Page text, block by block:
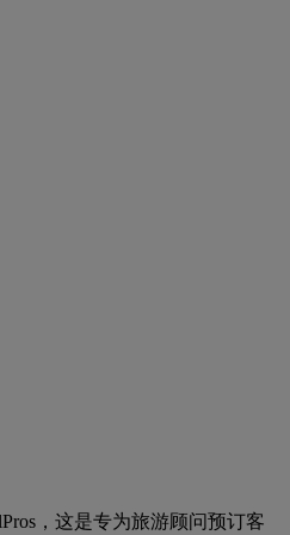
，这是专为旅游顾问预订客